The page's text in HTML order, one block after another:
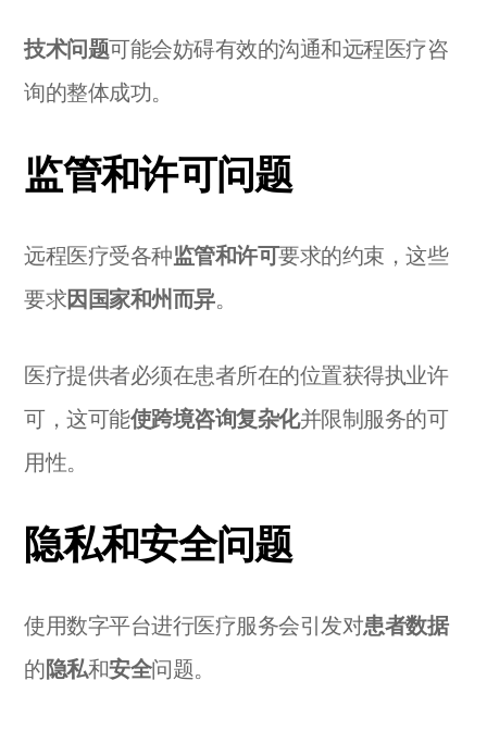
技术问题可能会妨碍有效的沟通和远程医疗咨
询的整体成功。
监管和许可问题
远程医疗受各种监管和许可要求的约束，这些
要求因国家和州而异。
医疗提供者必须在患者所在的位置获得执业许
可，这可能使跨境咨询复杂化并限制服务的可
用性。
隐私和安全问题
使用数字平台进行医疗服务会引发对患者数据
的隐私和安全问题。